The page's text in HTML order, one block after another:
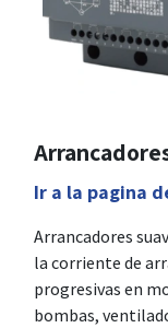
Ir a la pagina
Arrancadores
la corriente de
progresivas en
bombas,